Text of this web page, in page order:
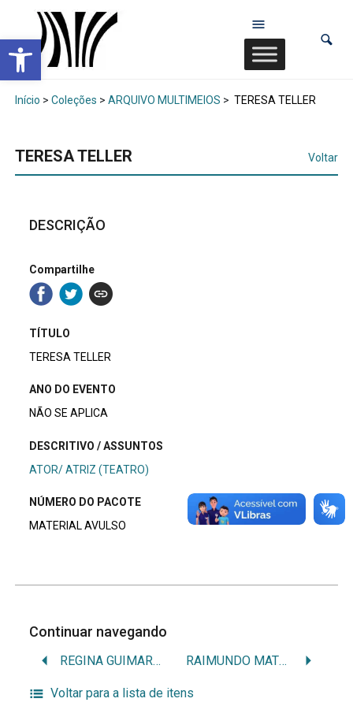
Abrir a barra de ferramentas
Início > Coleções > ARQUIVO MULTIMEIOS > TERESA TELLER
TERESA TELLER Voltar
DESCRIÇÃO
Compartilhe
TÍTULO
TERESA TELLER
ANO DO EVENTO
NÃO SE APLICA
DESCRITIVO / ASSUNTOS
ATOR/ ATRIZ (TEATRO)
NÚMERO DO PACOTE
MATERIAL AVULSO
Continuar navegando
REGINA GUIMARÃES RAIMUNDO MATOS
Voltar para a lista de itens